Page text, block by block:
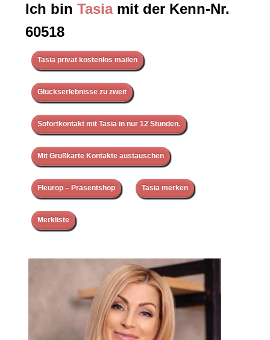
Ich bin Tasiamit der Kenn-Nr.
60518
Tasia privat kostenlos mailen
Glückserlebnisse zu zweit
Sofortkontakt mit Tasia in nur 12 Stunden.
Mit Grußkarte Kontakte austauschen
Fleurop – Präsentshop Tasia merken
Merkliste